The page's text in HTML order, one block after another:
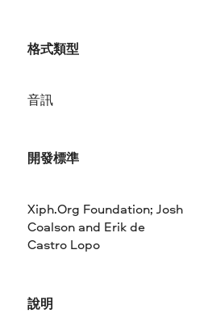
格式類型
音訊
開發標準
Xiph.Org Foundation; Josh
Coalson and Erik de
Castro Lopo
說明